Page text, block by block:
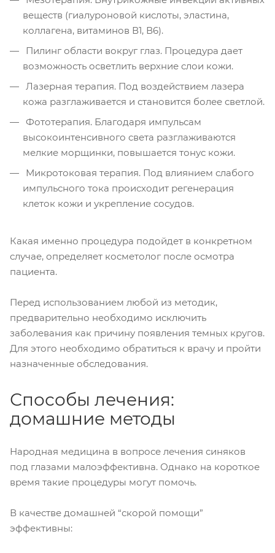
веществ (гиалуроновой кислоты, эластина,
коллагена, витаминов В1, В6).
Пилинг области вокруг глаз. Процедура дает
возможность осветлить верхние слои кожи.
Лазерная терапия. Под воздействием лазера
кожа разглаживается и становится более светлой.
Фототерапия. Благодаря импульсам
высокоинтенсивного света разглаживаются
мелкие морщинки, повышается тонус кожи.
Микротоковая терапия. Под влиянием слабого
импульсного тока происходит регенерация
клеток кожи и укрепление сосудов.
Какая именно процедура подойдет в конкретном
случае, определяет косметолог после осмотра
пациента.
Перед использованием любой из методик,
предварительно необходимо исключить
заболевания как причину появления темных кругов.
Для этого необходимо обратиться к врачу и пройти
назначенные обследования.
Способы лечения:
домашние методы
Народная медицина в вопросе лечения синяков
под глазами малоэффективна. Однако на короткое
время такие процедуры могут помочь.
В качестве домашней “скорой помощи”
эффективны: